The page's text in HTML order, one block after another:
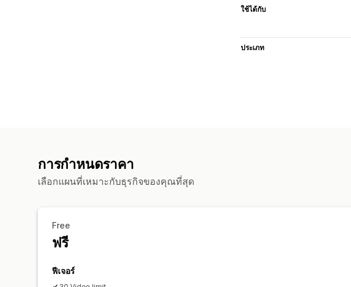
ใช้ได้กับ
ประเภท
การกำหนดราคา
เลือกแผนที่เหมาะกับธุรกิจของคุณที่สุด
Free
ฟรี
ฟีเจอร์